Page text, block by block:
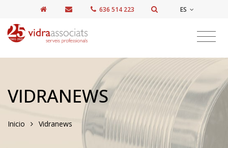
636 514 223 ES
VIDRANEWS
Inicio Vidranews